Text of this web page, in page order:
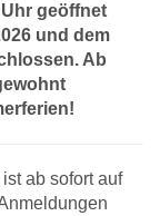
Uhr geöffnet
und dem
Ab
ab sofort auf